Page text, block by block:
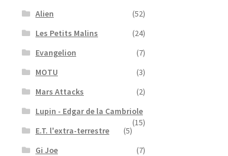
Alien
(52)
Les Petits Malins
(24)
Evangelion
(7)
MOTU
(3)
Mars Attacks
(2)
Lupin - Edgar de la Cambriole
(15)
E.T. l'extra-terrestre
(5)
Gi Joe
(7)